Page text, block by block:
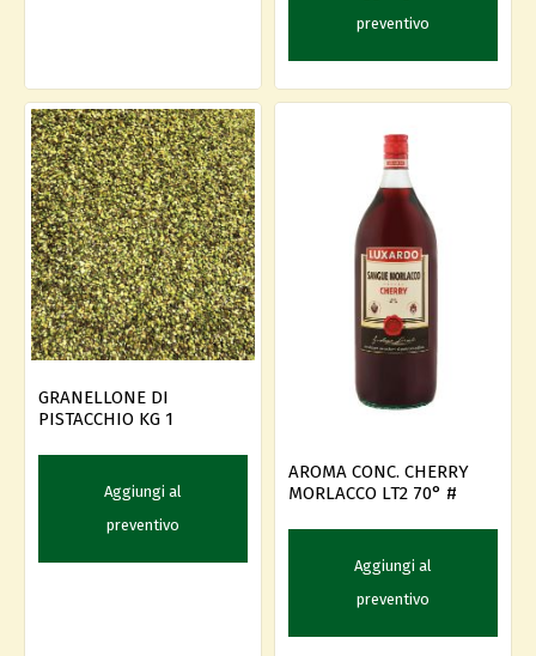
preventivo
GRANELLONE DI
PISTACCHIO KG 1
Aggiungi al
preventivo
AROMA CONC. CHERRY
MORLACCO LT2 70° #
Aggiungi al
preventivo